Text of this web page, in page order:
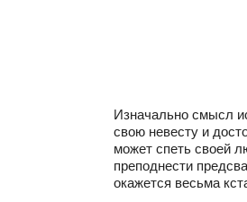
Изначально смысл
свою невесту и
может спеть своей
преподнести
окажется весьма